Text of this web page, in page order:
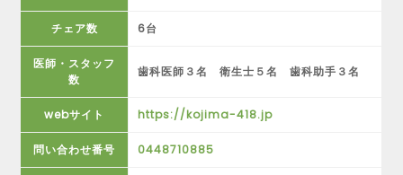
チェア数 6台
医師・スタッフ
数
歯科医師３名 衛生士５名 歯科助手３名
webサイト https://kojima-418.jp
問い合わせ番号 0448710885